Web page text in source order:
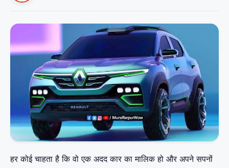
हर कोई चाहता है कि वो एक अदद कार का मालिक हो और अपने सपनों